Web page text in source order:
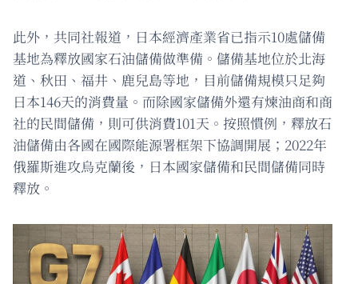
此外，共同社報道，日本經濟產業省已指示10處儲備
基地為釋放國家石油儲備做準備。儲備基地位於北海
道、秋田、福井、鹿兒島等地，目前儲備規模只足夠
日本146天的消費量。而除國家儲備外還有煉油商和商
社的民間儲備，則可供消費101天。按照慣例，釋放石
油儲備由各國在國際能源署框架下協調開展；2022年
俄羅斯進攻烏克蘭後，日本國家儲備和民間儲備同時
釋放。